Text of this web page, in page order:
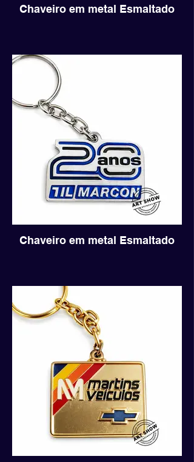
Chaveiro em metal Esmaltado
Chaveiro em metal Esmaltado